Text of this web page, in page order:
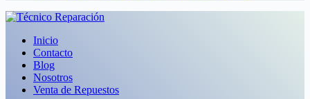
Inicio
Contacto
Blog
Nosotros
Venta de Repuestos